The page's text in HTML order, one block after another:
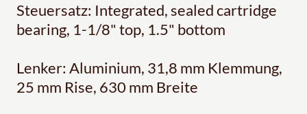
Steuersatz: Integrated, sealed cartridge
bearing, 1-1/8" top, 1.5" bottom
Lenker: Aluminium, 31,8 mm Klemmung,
25 mm Rise, 630 mm Breite